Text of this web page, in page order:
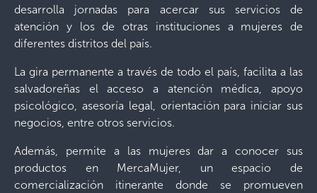
desarrolla jornadas para acercar sus servicios de
atención y los de otras instituciones a mujeres de
diferentes distritos del país.
La gira permanente a través de todo el país, facilita a las
salvadoreñas el acceso a atención médica, apoyo
psicológico, asesoría legal, orientación para iniciar sus
negocios, entre otros servicios.
Además, permite a las mujeres dar a conocer sus
productos en MercaMujer, un espacio de
comercialización itinerante donde se promueven